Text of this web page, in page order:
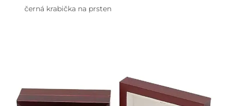
černá krabička na prsten